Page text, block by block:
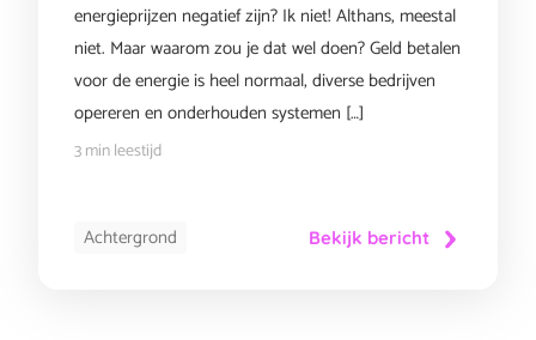
energieprijzen negatief zijn? Ik niet! Althans, meestal
niet. Maar waarom zou je dat wel doen? Geld betalen
voor de energie is heel normaal, diverse bedrijven
opereren en onderhouden systemen […]
3 min leestijd
Achtergrond Bekijk bericht